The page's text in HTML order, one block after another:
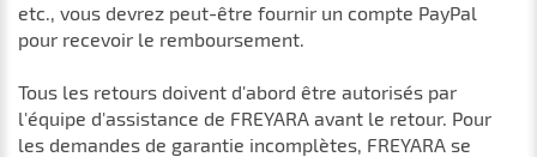
etc., vous devrez peut-être fournir un compte PayPal
pour recevoir le remboursement.
Tous les retours doivent d'abord être autorisés par
l'équipe d'assistance de FREYARA avant le retour. Pour
les demandes de garantie incomplètes, FREYARA se